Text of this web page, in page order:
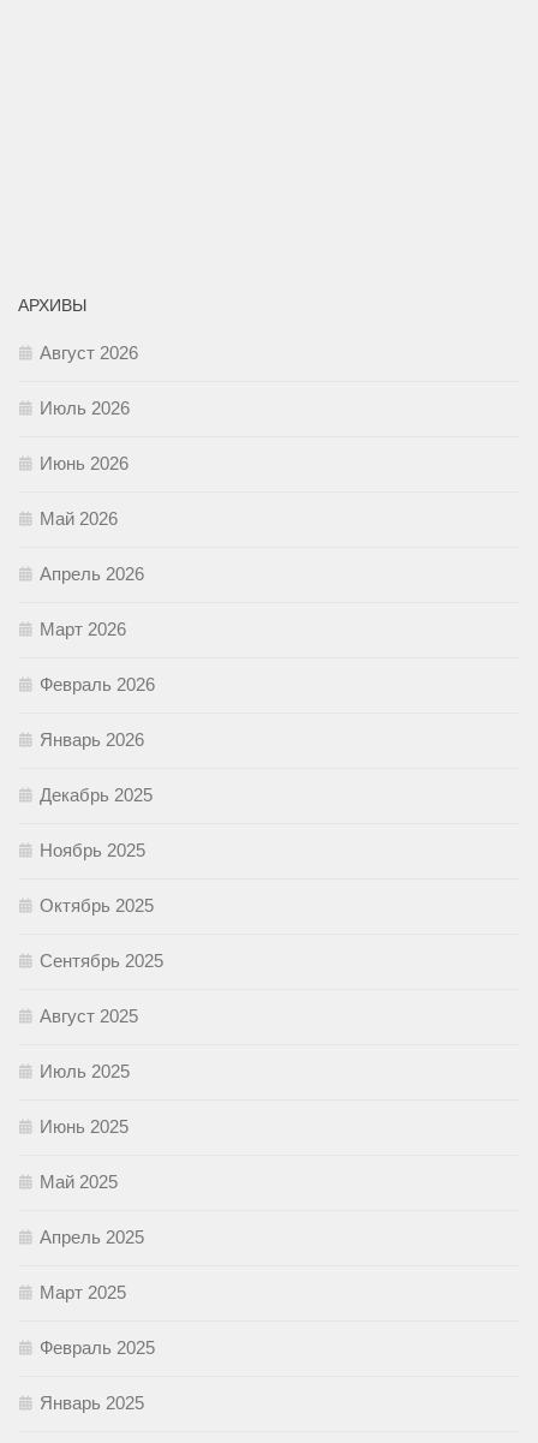
АРХИВЫ
Август 2026
Июль 2026
Июнь 2026
Май 2026
Апрель 2026
Март 2026
Февраль 2026
Январь 2026
Декабрь 2025
Ноябрь 2025
Октябрь 2025
Сентябрь 2025
Август 2025
Июль 2025
Июнь 2025
Май 2025
Апрель 2025
Март 2025
Февраль 2025
Январь 2025